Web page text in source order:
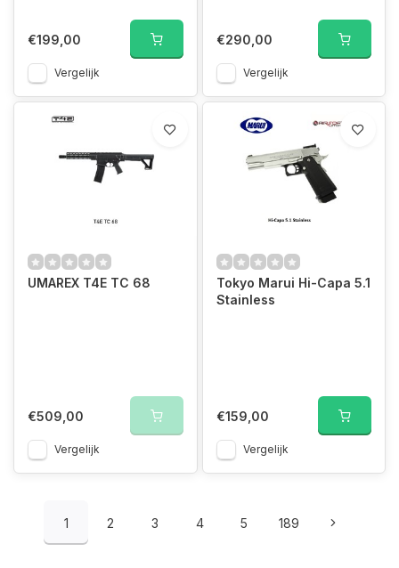
€199,00
Vergelijk
€290,00
Vergelijk
UMAREX T4E TC 68
€509,00
Vergelijk
Tokyo Marui Hi-Capa 5.1
Stainless
€159,00
Vergelijk
1 2 3 4 5 189